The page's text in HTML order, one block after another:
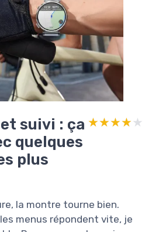
suivi : ça
quelques
plus
★★★★★
★★★★★
la montre tourne bien.
menus répondent vite, je